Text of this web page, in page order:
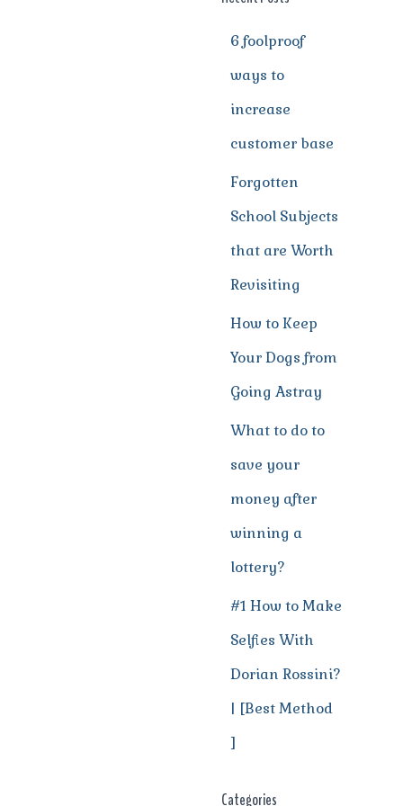
6 foolproof
ways to
increase
customer base
Forgotten
School Subjects
that are Worth
Revisiting
How to Keep
Your Dogs from
Going Astray
What to do to
save your
money after
winning a
lottery?
#1 How to Make
Selfies With
Dorian Rossini?
| [Best Method
]
Categories